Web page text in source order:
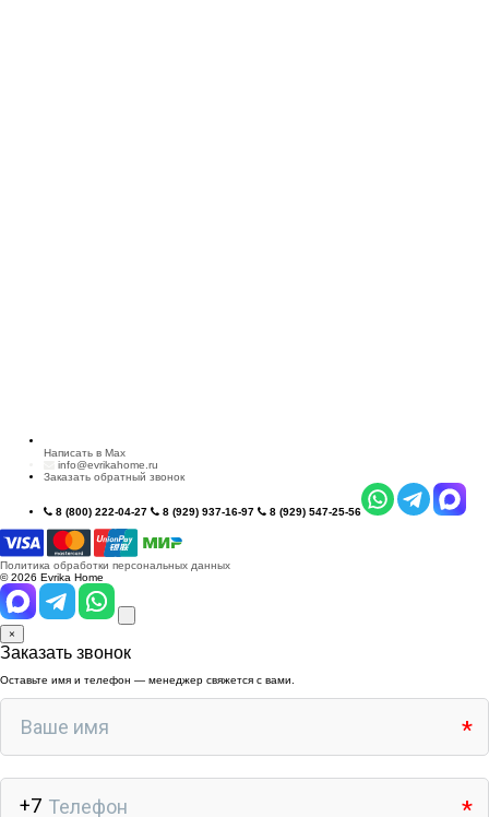
Написать в Max
info@evrikahome.ru
Заказать обратный звонок
8 (800) 222-04-27 8 (929) 937-16-97 8 (929) 547-25-56
Политика обработки персональных данных
© 2026 Evrika Home
×
Заказать звонок
Оставьте имя и телефон — менеджер свяжется с вами.